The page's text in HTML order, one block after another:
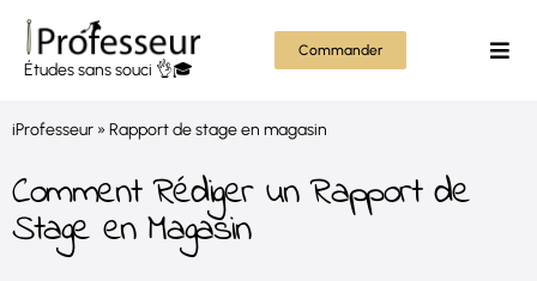
Passer
contenu
Études sans souci 👌🎓
Commander
iProfesseur» Rapport de stage en magasin
Comment Rédiger un Rapport de
Stage en Magasin